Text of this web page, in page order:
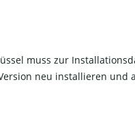
muss zur
neu installieren und